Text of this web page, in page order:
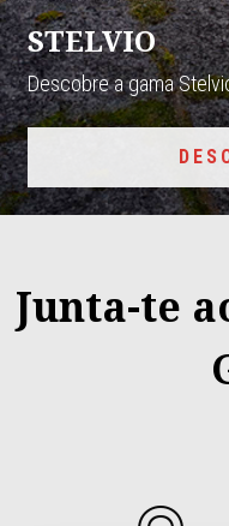
STELVIO
Descobre a gama
Junta-te